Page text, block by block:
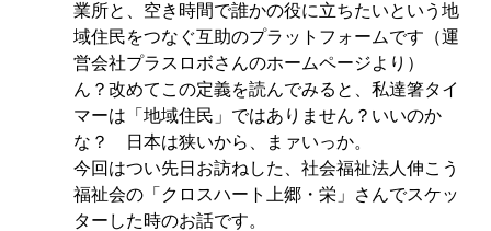
業所と、空き時間で誰かの役に立ちたいという地
域住民をつなぐ互助のプラットフォームです（運
営会社プラスロボさんのホームページより）
ん？改めてこの定義を読んでみると、私達箸タイ
マーは「地域住民」ではありません？いいのか
な？　日本は狭いから、まァいっか。
今回はつい先日お訪ねした、社会福祉法人伸こう
福祉会の「クロスハート上郷・栄」さんでスケッ
ターした時のお話です。